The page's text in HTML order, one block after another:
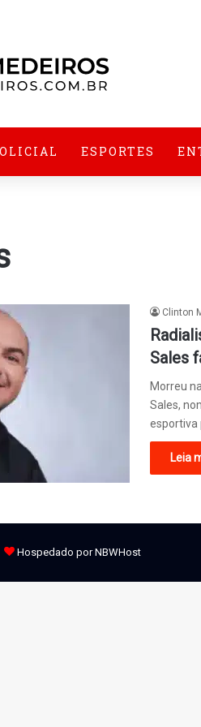
ESPORTES
Clinton
Sales
Morreu
Sales,
esportiva
Leia
Hospedado por NBWHost